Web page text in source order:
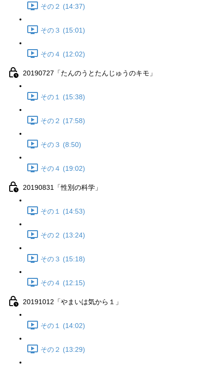
その２ (14:37)
その３ (15:01)
その４ (12:02)
20190727「たんのうとたんじゅうのキモ」
その１ (15:38)
その２ (17:58)
その３ (8:50)
その４ (19:02)
20190831「性別の科学」
その１ (14:53)
その２ (13:24)
その３ (15:18)
その４ (12:15)
20191012「やまいは気から１」
その１ (14:02)
その２ (13:29)